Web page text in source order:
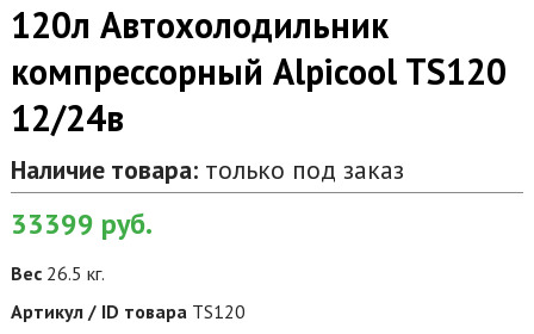
120л Автохолодильник
компрессорный Alpicool TS120
12/24в
Наличие товара:только под заказ
33399 руб.
Вес 26.5 кг.
Артикул / ID товара TS120